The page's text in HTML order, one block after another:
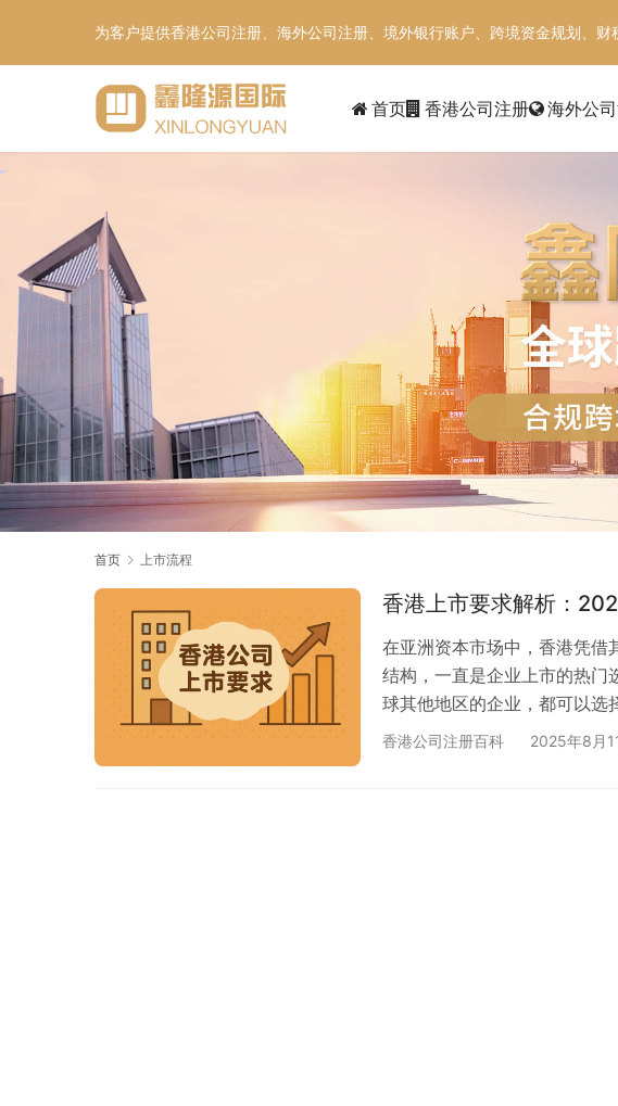
为客户提供香港公司注册、海外公司注册、境外银行账户、跨境资金规划、
首页 香港公司注册 海外公
首页 上市流程
香港上市要求解析：
在亚洲资本市场中，香港凭借
结构，一直是企业上市的热门
球其他地区的企业，都可以选
资者。 然而，香港上市并不是
香港公司注册百科 2025年8月